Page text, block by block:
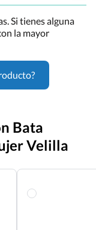
Si tienes alguna
la mayor
Bata
Velilla